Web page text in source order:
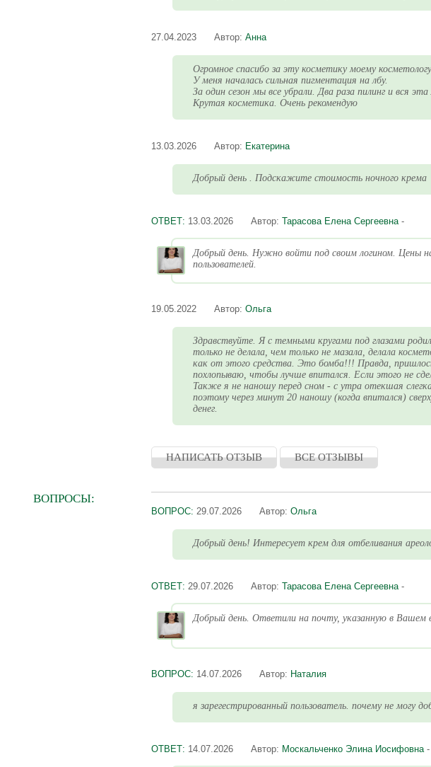
27.04.2023 Автор: Анна
Огромное спасибо за эту косметику моему
У меня началась сильная пигментация на лбу.
За один сезон мы все убрали. Два раза пилинг и вся
Крутая косметика. Очень рекомендую
13.03.2026 Автор: Екатерина
Добрый день . Подскажите стоимость ночного крема
ОТВЕТ: 13.03.2026 Автор: Тарасова Елена Сергеевна-
Добрый день. Нужно войти под своим логином. Цены
пользователей.
19.05.2022 Автор: Ольга
Здравствуйте. Я с темными кругами под глазами
только не делала, чем только не мазала, делала
как от этого средства. Это бомба!!! Правда,
похлопываю, чтобы лучше впитался. Если этого не
Также я не наношу перед сном - с утра отекшая
поэтому через минут 20 наношу (когда впитался)
денег.
НАПИСАТЬ ОТЗЫВ ВСЕ ОТЗЫВЫ
ВОПРОСЫ:
ВОПРОС: 29.07.2026 Автор: Ольга
Добрый день! Интересует крем для отбеливания
ОТВЕТ: 29.07.2026 Автор: Тарасова Елена Сергеевна-
Добрый день. Ответили на почту, указанную в Вашем
ВОПРОС: 14.07.2026 Автор: Наталия
я зарегестрированный пользователь. почему не могу
ОТВЕТ: 14.07.2026 Автор: Москальченко Элина Иосифовна-